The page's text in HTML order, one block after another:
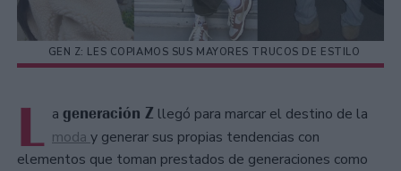
GEN Z: LES COPIAMOS SUS MAYORES TRUCOS DE ESTILO
L a generación Z llegó para marcar el destino de la
moda y generar sus propias tendencias con
elementos que toman prestados de generaciones como